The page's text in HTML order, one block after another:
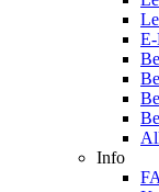
Info